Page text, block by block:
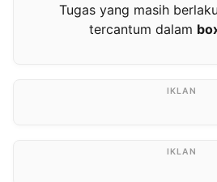
Tugas yang masih
tercantum dalam